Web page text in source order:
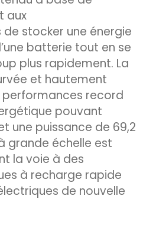
aux
stocker une énergie
batterie tout en se
plus rapidement. La
et hautement
record
pouvant
une puissance de 69,2
grande échelle est
la voie à des
à recharge rapide
de nouvelle